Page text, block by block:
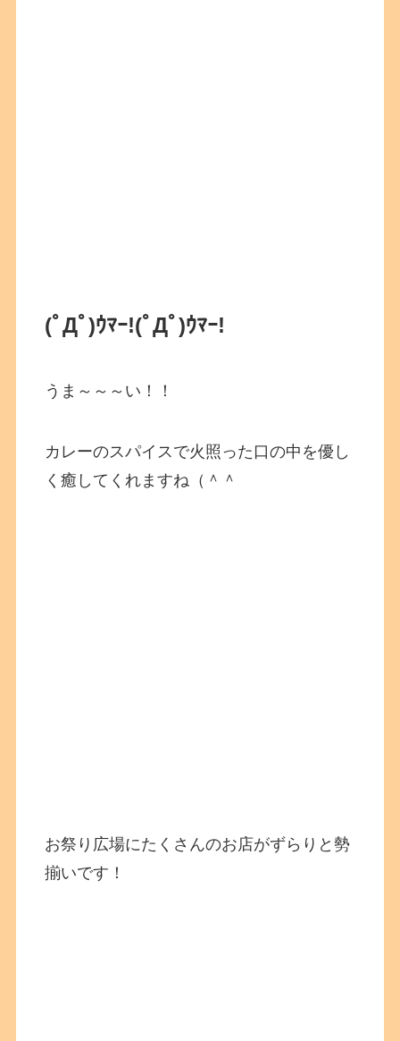
(ﾟДﾟ)ｳﾏｰ!(ﾟДﾟ)ｳﾏｰ!
うま～～～い！！
カレーのスパイスで火照った口の中を優し
く癒してくれますね（＾＾
お祭り広場にたくさんのお店がずらりと勢
揃いです！